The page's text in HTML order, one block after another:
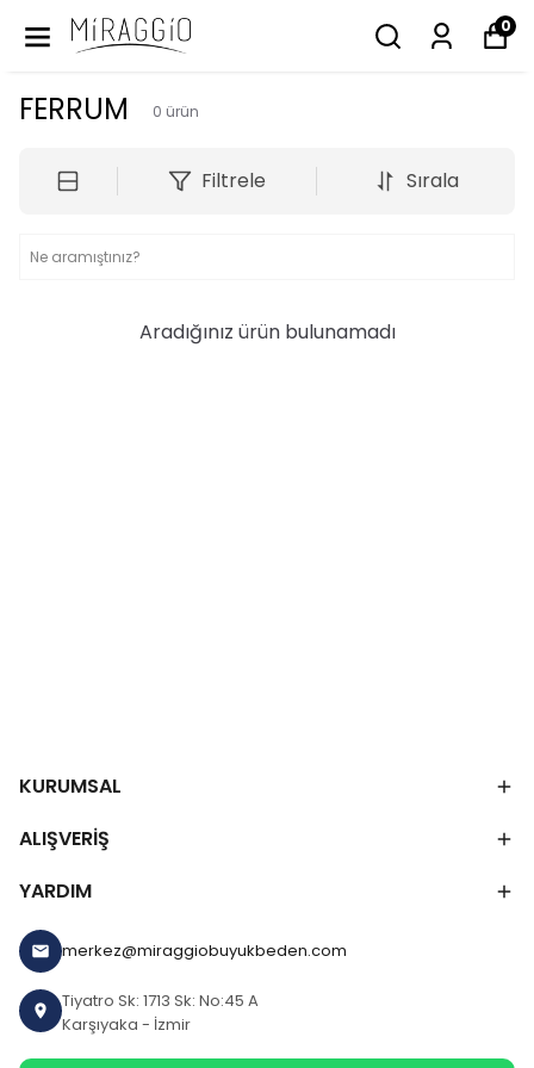
0
FERRUM 0 ürün
Filtrele Sırala
Aradığınız ürün bulunamadı
KURUMSAL
ALIŞVERİŞ
YARDIM
merkez@miraggiobuyukbeden.com
Tiyatro Sk: 1713 Sk: No:45 A
Karşıyaka - İzmir